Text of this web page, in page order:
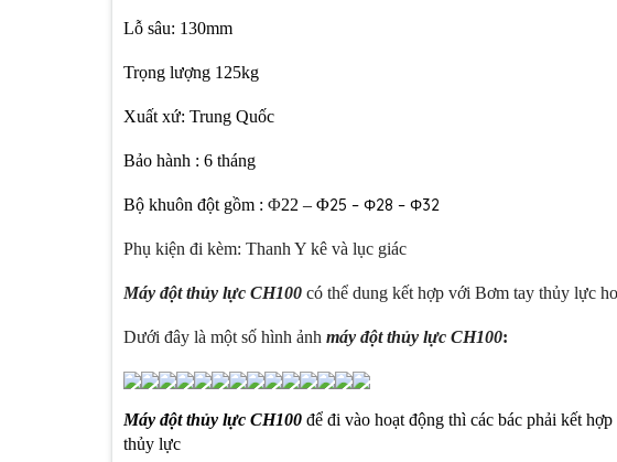
Lỗ sâu: 130mm
Trọng lượng 125kg
Xuất xứ: Trung Quốc
Bảo hành : 6 tháng
Bộ khuôn đột gồm : Φ22 – Φ25 – Φ28 – Φ32
Phụ kiện đi kèm: Thanh Y kê và lục giác
Máy đột thủy lực CH100 có thể dung kết hợp với Bơm tay thủy lực
Dưới đây là một số hình ảnh máy đột thủy lực CH100:
Máy đột thủy lực CH100 để đi vào hoạt động thì các bác phải kết
thủy lực